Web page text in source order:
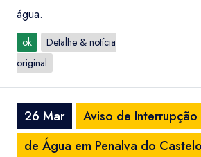
água.
ok
Detalhe & notícia
original
26 Mar
Aviso de
de Água em Penalva do Castelo